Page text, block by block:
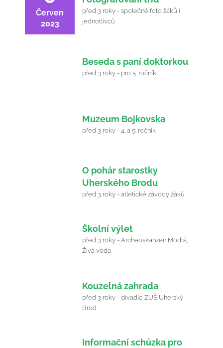
Červen
2023
před 3 roky - společné foto žáků i
jednotlivců
Beseda s paní doktorkou
před 3 roky - pro 5. ročník
Muzeum Bojkovska
před 3 roky - 4. a 5. ročník
O pohár starostky
Uherského Brodu
před 3 roky - atletické závody žáků
Školní výlet
před 3 roky - Archeoskanzen Modrá,
Živá voda
Kouzelná zahrada
před 3 roky - divadlo ZUŠ Uherský
Brod
Informační schůzka pro